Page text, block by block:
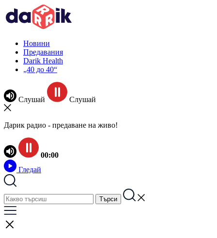
Новини
Предавания
Darik Health
„40 до 40“
Слушай Слушай
Дарик радио - предаване на живо!
00:00
Гледай